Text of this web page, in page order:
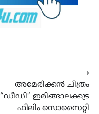
അമേരിക്കൻ ചിത്രം
“ഡീഡി” ഇരിങ്ങാലക്കുട
ഫിലിം സൊസൈറ്റി
⟶